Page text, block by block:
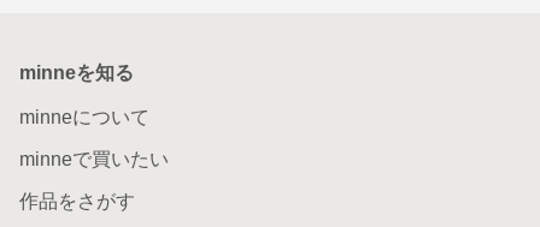
minneを知る
minneについて
minneで買いたい
作品をさがす